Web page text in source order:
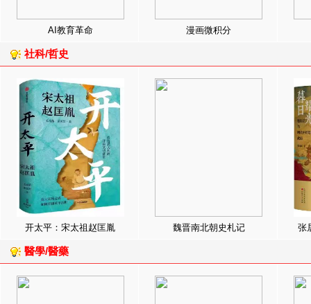
AI教育革命 漫画微积分
社科/哲史
开太平：宋太祖赵匡胤 魏晋南北朝史札记 张
醫學/醫藥